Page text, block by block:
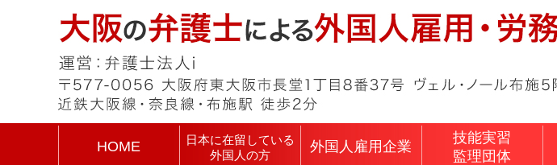
HOME
日本に在留している
外国人の方
外国人雇用企業
技能実習
監理団体